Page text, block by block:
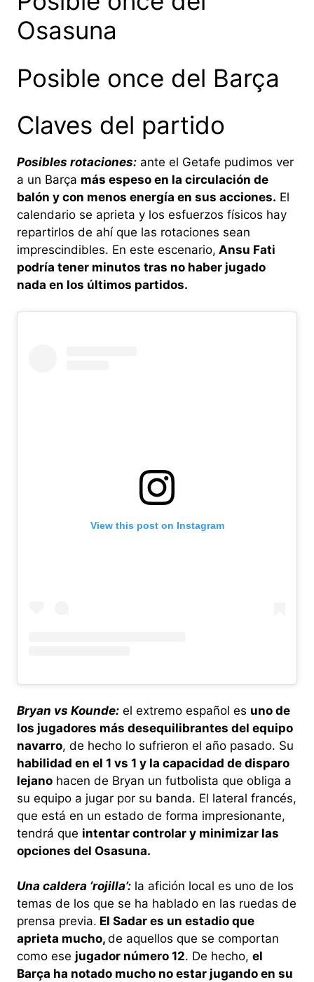
Osasuna
Posible once del Barça
Claves del partido
Posibles rotaciones: ante el Getafe pudimos ver
a un Barça más espeso en la circulación de
balón y con menos energía en sus acciones. El
calendario se aprieta y los esfuerzos físicos hay
repartirlos de ahí que las rotaciones sean
imprescindibles. En este escenario, Ansu Fati
podría tener minutos tras no haber jugado
nada en los últimos partidos.
View this post on Instagram
Bryan vs Kounde: el extremo español es uno de
los jugadores más desequilibrantes del equipo
navarro, de hecho lo sufrieron el año pasado. Su
habilidad en el 1 vs 1 y la capacidad de disparo
lejano hacen de Bryan un futbolista que obliga a
su equipo a jugar por su banda. El lateral francés,
que está en un estado de forma impresionante,
tendrá que intentar controlar y minimizar las
opciones del Osasuna.
Una caldera ‘rojilla’: la afición local es uno de los
temas de los que se ha hablado en las ruedas de
prensa previa. El Sadar es un estadio que
aprieta mucho, de aquellos que se comportan
como ese jugador número 12. De hecho, el
Barça ha notado mucho no estar jugando en su